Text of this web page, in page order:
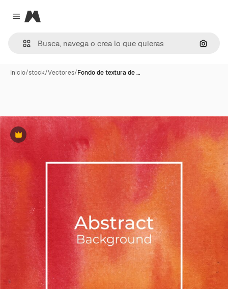
Close menu
Magnific
Inicio/stock/Vectores/Fondo de textura de …
Premium